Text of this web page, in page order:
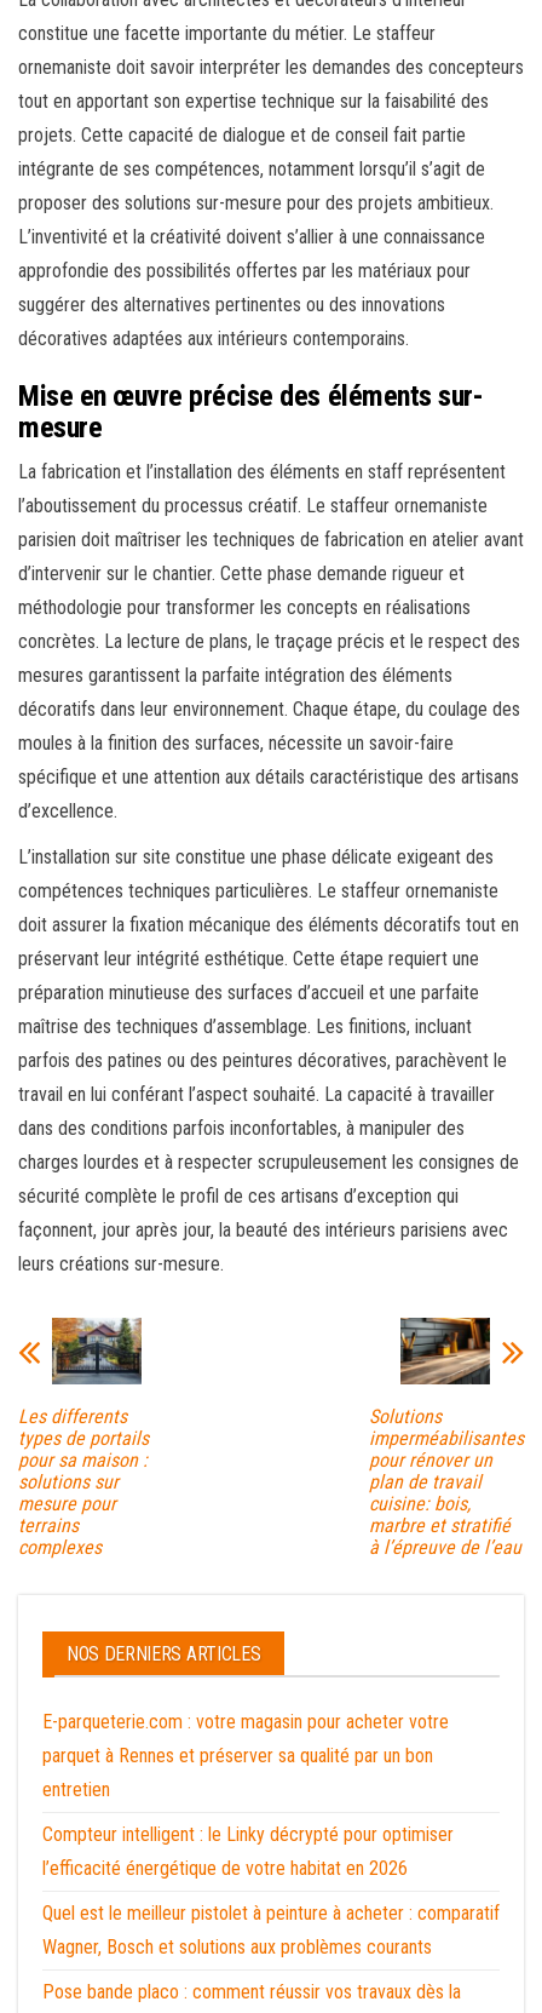
constitue une facette importante du métier. Le staffeur
ornemaniste doit savoir interpréter les demandes des concepteurs
tout en apportant son expertise technique sur la faisabilité des
projets. Cette capacité de dialogue et de conseil fait partie
intégrante de ses compétences, notamment lorsqu’il s’agit de
proposer des solutions sur-mesure pour des projets ambitieux.
L’inventivité et la créativité doivent s’allier à une connaissance
approfondie des possibilités offertes par les matériaux pour
suggérer des alternatives pertinentes ou des innovations
décoratives adaptées aux intérieurs contemporains.
Mise en œuvre précise des éléments sur-
mesure
La fabrication et l’installation des éléments en staff représentent
l’aboutissement du processus créatif. Le staffeur ornemaniste
parisien doit maîtriser les techniques de fabrication en atelier avant
d’intervenir sur le chantier. Cette phase demande rigueur et
méthodologie pour transformer les concepts en réalisations
concrètes. La lecture de plans, le traçage précis et le respect des
mesures garantissent la parfaite intégration des éléments
décoratifs dans leur environnement. Chaque étape, du coulage des
moules à la finition des surfaces, nécessite un savoir-faire
spécifique et une attention aux détails caractéristique des artisans
d’excellence.
L’installation sur site constitue une phase délicate exigeant des
compétences techniques particulières. Le staffeur ornemaniste
doit assurer la fixation mécanique des éléments décoratifs tout en
préservant leur intégrité esthétique. Cette étape requiert une
préparation minutieuse des surfaces d’accueil et une parfaite
maîtrise des techniques d’assemblage. Les finitions, incluant
parfois des patines ou des peintures décoratives, parachèvent le
travail en lui conférant l’aspect souhaité. La capacité à travailler
dans des conditions parfois inconfortables, à manipuler des
charges lourdes et à respecter scrupuleusement les consignes de
sécurité complète le profil de ces artisans d’exception qui
façonnent, jour après jour, la beauté des intérieurs parisiens avec
leurs créations sur-mesure.
Les differents
types de portails
pour sa maison :
solutions sur
mesure pour
terrains
complexes
Solutions
imperméabilisantes
pour rénover un
plan de travail
cuisine: bois,
marbre et stratifié
à l’épreuve de l’eau
NOS DERNIERS ARTICLES
E-parqueterie.com : votre magasin pour acheter votre
parquet à Rennes et préserver sa qualité par un bon
entretien
Compteur intelligent : le Linky décrypté pour optimiser
l’efficacité énergétique de votre habitat en 2026
Quel est le meilleur pistolet à peinture à acheter : comparatif
Wagner, Bosch et solutions aux problèmes courants
Pose bande placo : comment réussir vos travaux dès la